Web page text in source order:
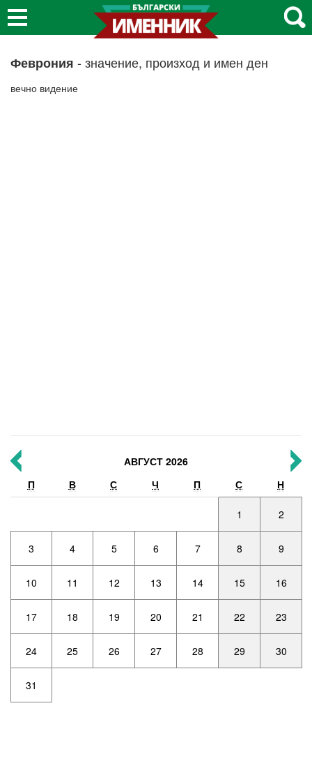
Феврония - значение, произход и имен ден
вечно видение
АВГУСТ 2026
П
В С Ч П С Н
1 2
3 4 5 6 7 8 9
10 11 12 13 14 15 16
17 18 19 20 21 22 23
24 25 26 27 28 29 30
31